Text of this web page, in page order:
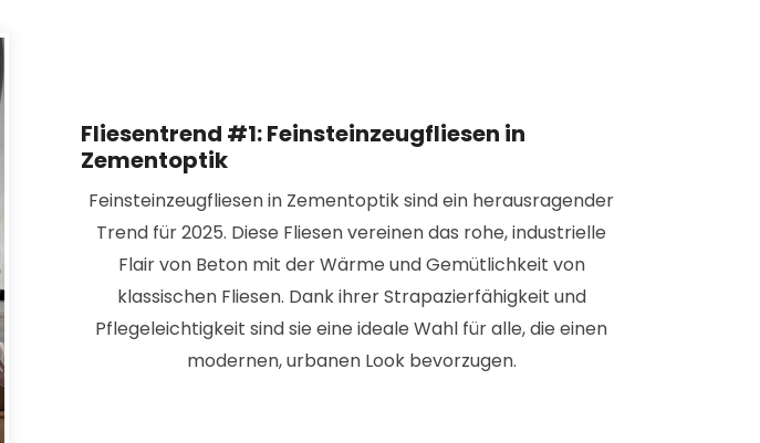
Fliesentrend #1: Feinsteinzeugfliesen in
Zementoptik
Feinsteinzeugfliesen in Zementoptik sind ein herausragender
Trend für 2025. Diese Fliesen vereinen das rohe, industrielle
Flair von Beton mit der Wärme und Gemütlichkeit von
klassischen Fliesen. Dank ihrer Strapazierfähigkeit und
Pflegeleichtigkeit sind sie eine ideale Wahl für alle, die einen
modernen, urbanen Look bevorzugen.